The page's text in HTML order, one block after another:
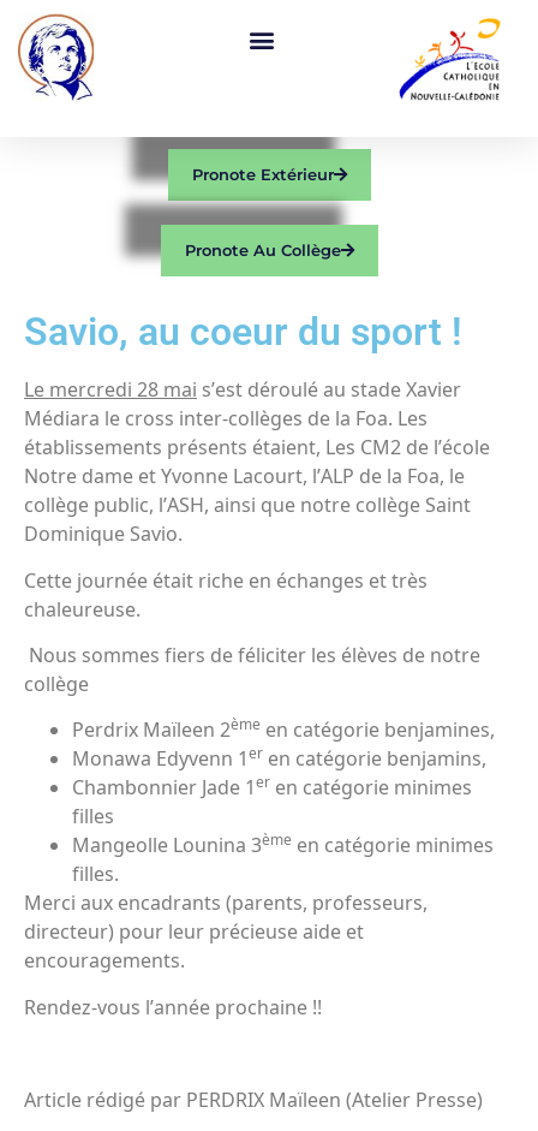
Pronote Extérieur
Pronote Au Collège
Savio, au coeur du sport !
Le mercredi 28 mai s’est déroulé au stade Xavier
Médiara le cross inter-collèges de la Foa. Les
établissements présents étaient, Les CM2 de l’école
Notre dame et Yvonne Lacourt, l’ALP de la Foa, le
collège public, l’ASH, ainsi que notre collège Saint
Dominique Savio.
Cette journée était riche en échanges et très
chaleureuse.
Nous sommes fiers de féliciter les élèves de notre
collège
Perdrix Maïleen 2ème en catégorie benjamines,
Monawa Edyvenn 1er en catégorie benjamins,
Chambonnier Jade 1er en catégorie minimes
filles
Mangeolle Lounina 3ème en catégorie minimes
filles.
Merci aux encadrants (parents, professeurs,
directeur) pour leur précieuse aide et
encouragements.
Rendez-vous l’année prochaine !!
Article rédigé par PERDRIX Maïleen (Atelier Presse)